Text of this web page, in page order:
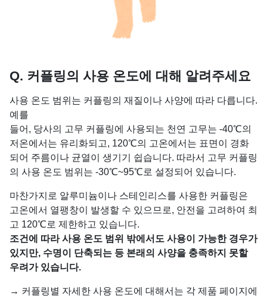
Q. 커플링의 사용 온도에 대해 알려주세요
사용 온도 범위는 커플링의 재질이나 사양에 따라 다릅니다.
예를
들어, 당사의 고무 커플링에 사용되는 천연 고무는 -40℃의
저온에서는 유리화되고, 120℃의 고온에서는 표면이 경화
되어 주름이나 균열이 생기기 쉽습니다. 따라서 고무 커플링
의 사용 온도 범위는 -30℃~95℃로 설정되어 있습니다.
마찬가지로 알루미늄이나 스테인리스를 사용한 커플링은
고온에서 열팽창이 발생할 수 있으므로, 안전을 고려하여 최
고 120℃로 제한하고 있습니다.
조건에 따라 사용 온도 범위 밖에서도 사용이 가능한 경우가
있지만, 수명이 단축되는 등 본래의 사양을 충족하지 못할
우려가 있습니다.
→ 커플링별 자세한 사용 온도에 대해서는 각 제품 페이지에